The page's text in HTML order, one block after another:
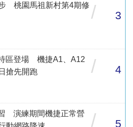
桃園馬祖新村第4期修 / 3
區登場 機捷A1、A12
搶先開跑
/ 4
演練期間機捷正常營
/ 5